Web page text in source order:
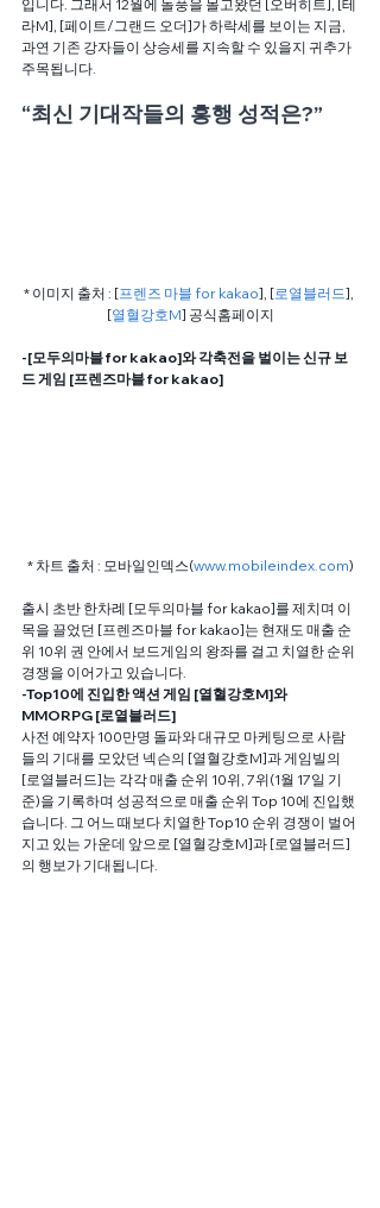
입니다. 그래서 12월에 돌풍을 몰고왔던 [오버히트], [테
라M], [페이트/그랜드 오더]가 하락세를 보이는 지금,
과연 기존 강자들이 상승세를 지속할 수 있을지 귀추가
주목됩니다.
“최신 기대작들의 흥행 성적은?”
* 이미지 출처 : [프렌즈 마블 for kakao], [로열블러드],
[열혈강호M] 공식홈페이지
-[모두의마블 for kakao]와 각축전을 벌이는 신규 보
드 게임 [프렌즈마블 for kakao]
* 차트 출처 : 모바일인덱스(www.mobileindex.com)
출시 초반 한차례 [모두의마블 for kakao]를 제치며 이
목을 끌었던 [프렌즈마블 for kakao]는 현재도 매출 순
위 10위 권 안에서 보드게임의 왕좌를 걸고 치열한 순위
경쟁을 이어가고 있습니다.
-Top10에 진입한 액션 게임 [열혈강호M]와
MMORPG [로열블러드]
사전 예약자 100만명 돌파와 대규모 마케팅으로 사람
들의 기대를 모았던 넥슨의 [열혈강호M]과 게임빌의
[로열블러드]는 각각 매출 순위 10위, 7위(1월 17일 기
준)을 기록하며 성공적으로 매출 순위 Top 10에 진입했
습니다. 그 어느 때보다 치열한 Top10 순위 경쟁이 벌어
지고 있는 가운데 앞으로 [열혈강호M]과 [로열블러드]
의 행보가 기대됩니다.